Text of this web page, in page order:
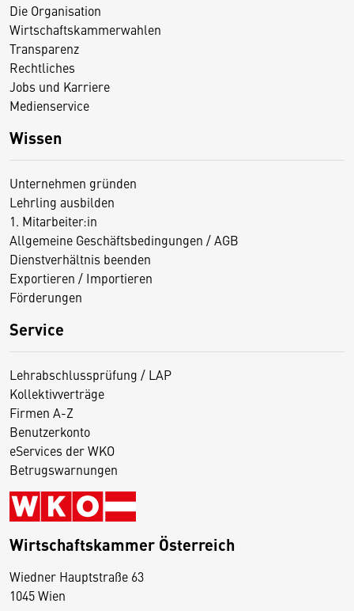
Die Organisation
Wirtschaftskammerwahlen
Transparenz
Rechtliches
Jobs und Karriere
Medienservice
Wissen
Unternehmen gründen
Lehrling ausbilden
1. Mitarbeiter:in
Allgemeine Geschäftsbedingungen / AGB
Dienstverhältnis beenden
Exportieren / Importieren
Förderungen
Service
Lehrabschlussprüfung / LAP
Kollektivverträge
Firmen A-Z
Benutzerkonto
eServices der WKO
Betrugswarnungen
Wirtschaftskammer Österreich
Wiedner Hauptstraße 63
1045 Wien
D